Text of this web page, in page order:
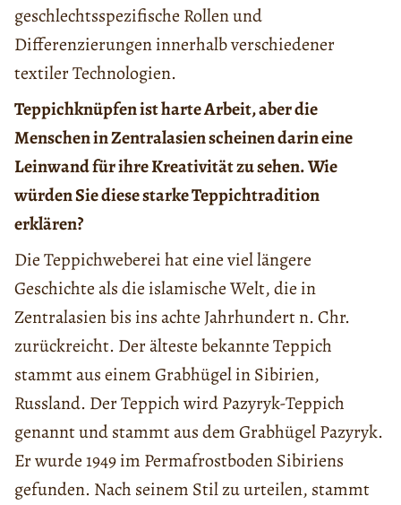
geschlechtsspezifische Rollen und
Differenzierungen innerhalb verschiedener
textiler Technologien.
Teppichknüpfen ist harte Arbeit, aber die
Menschen in Zentralasien scheinen darin eine
Leinwand für ihre Kreativität zu sehen. Wie
würden Sie diese starke Teppichtradition
erklären?
Die Teppichweberei hat eine viel längere
Geschichte als die islamische Welt, die in
Zentralasien bis ins achte Jahrhundert n. Chr.
zurückreicht. Der älteste bekannte Teppich
stammt aus einem Grabhügel in Sibirien,
Russland. Der Teppich wird Pazyryk-Teppich
genannt und stammt aus dem Grabhügel Pazyryk.
Er wurde 1949 im Permafrostboden Sibiriens
gefunden. Nach seinem Stil zu urteilen, stammt